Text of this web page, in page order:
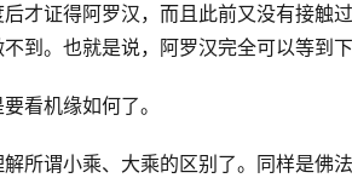
才证得阿罗汉，而且此前又没有接
到。也就是说，阿罗汉完全可以等到
看机缘如何了。
所谓小乘、大乘的区别了。同样是佛